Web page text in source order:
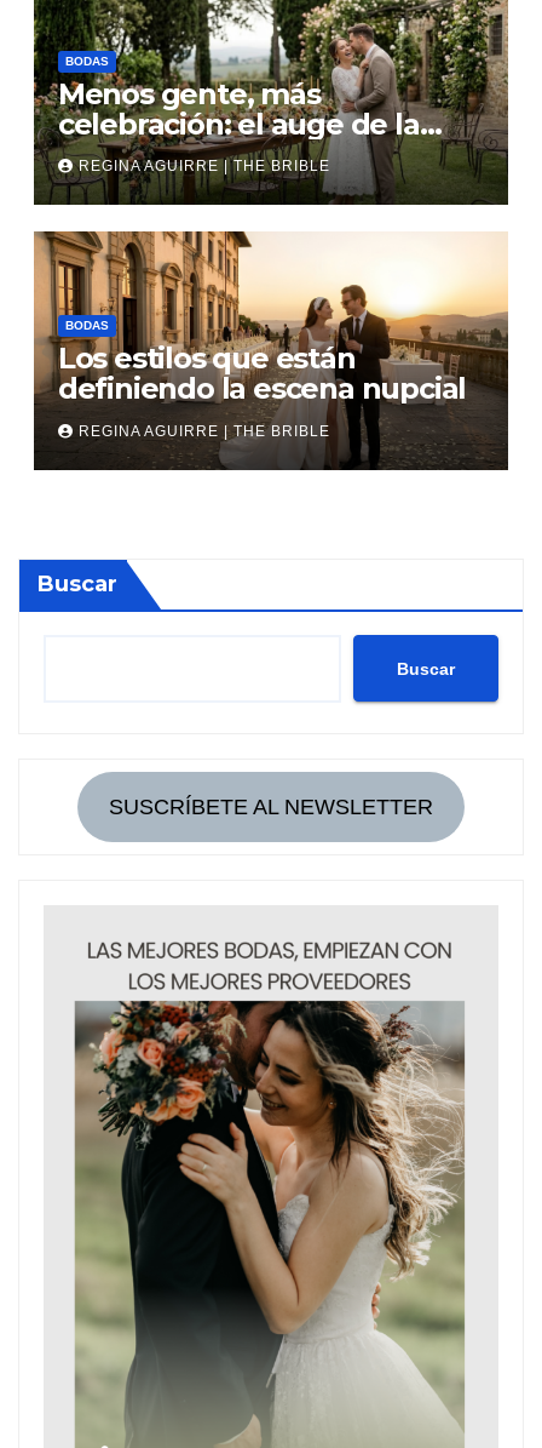
BODAS
Menos gente, más
celebración: el auge de la
micro boda
REGINA AGUIRRE | THE BRIBLE
BODAS
Los estilos que están
definiendo la escena nupcial
REGINA AGUIRRE | THE BRIBLE
Buscar
Buscar
SUSCRÍBETE AL NEWSLETTER